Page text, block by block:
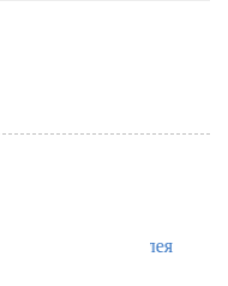
Лорелея